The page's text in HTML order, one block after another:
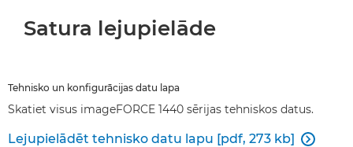
Satura lejupielāde
Tehnisko un konfigurācijas datu lapa
Skatiet visus imageFORCE 1440 sērijas tehniskos datus.
Lejupielādēt tehnisko datu lapu [pdf, 273 kb] 